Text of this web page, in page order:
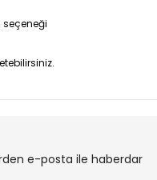
e-posta ile haberdar